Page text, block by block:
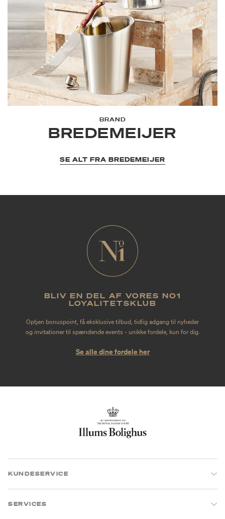
BRAND
BREDEMEIJER
SE ALT FRA BREDEMEIJER
BLIV EN DEL AF VORES NO1
LOYALITETSKLUB
Optjen bonuspoint, få eksklusive tilbud, tidlig adgang til nyheder
og invitationer til spændende events - unikke fordele, kun for dig.
Se alle dine fordele her
KUNDESERVICE
SERVICES